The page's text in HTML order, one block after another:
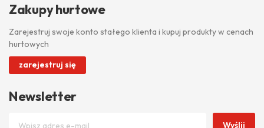
Zakupy hurtowe
Zarejestruj swoje konto stałego klienta i kupuj produkty w cenach
hurtowych
zarejestruj się
Newsletter
Wyślij